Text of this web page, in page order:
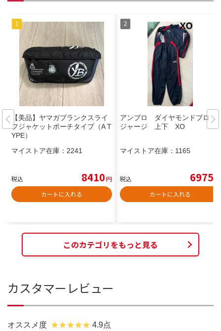
【美品】ヤマガブランクスライ
フジャケットポーチタイプ（A T
YPE）
マイストア在庫： 2241
税込 8410円
カートに入れる
アンブロ ダイヤモンドプロ
ジャージ 上下 XO
マイストア在庫： 1165
税込 6975
カートに入れる
このカテゴリをもっと見る
カスタマーレビュー
オススメ度 4.9点